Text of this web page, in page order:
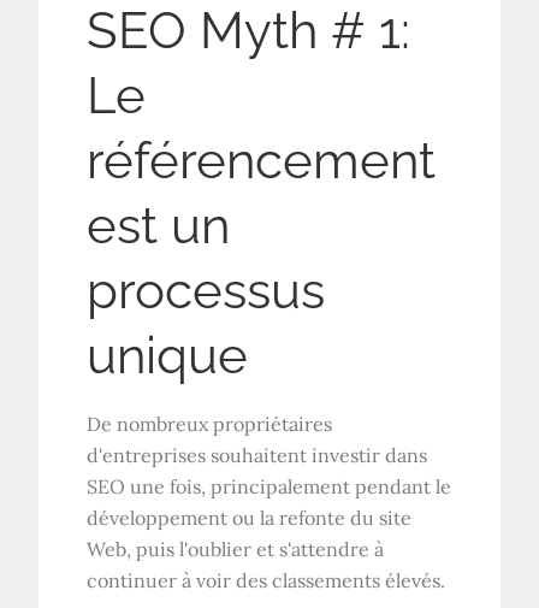
SEO Myth # 1:
Le
référencement
est un
processus
unique
De nombreux propriétaires
d'entreprises souhaitent investir dans
SEO une fois, principalement pendant le
développement ou la refonte du site
Web, puis l'oublier et s'attendre à
continuer à voir des classements élevés.